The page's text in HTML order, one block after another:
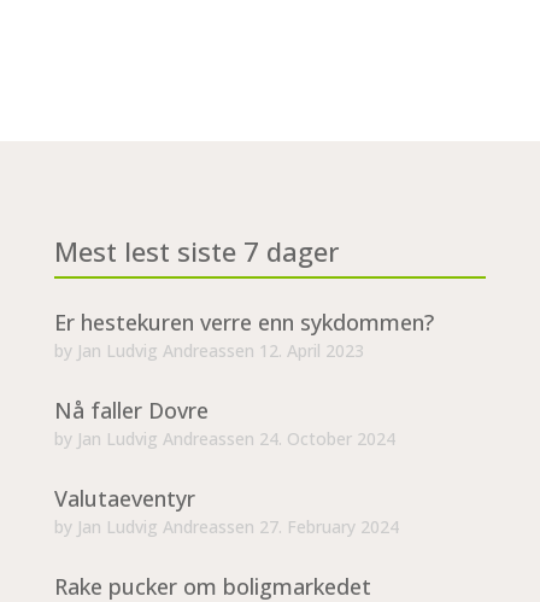
Mest lest siste 7 dager
Er hestekuren verre enn sykdommen?
by Jan Ludvig Andreassen 12. April 2023
Nå faller Dovre
by Jan Ludvig Andreassen 24. October 2024
Valutaeventyr
by Jan Ludvig Andreassen 27. February 2024
Rake pucker om boligmarkedet